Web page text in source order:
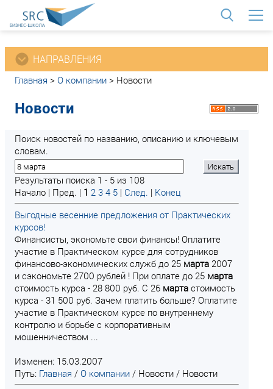
НАПРАВЛЕНИЯ
Главная > О компании > Новости
Новости
Поиск новостей по названию, описанию и ключевым
словам.
Результаты поиска 1 - 5 из 108
Начало | Пред. | 1 2 3 4 5 | След. | Конец
Выгодные весенние предложения от Практических
курсов!
Финансисты, экономьте свои финансы! Оплатите
участие в Практическом курсе для сотрудников
финансово-экономических служб до 25 марта 2007
и сэкономьте 2700 рублей ! При оплате до 25 марта
стоимость курса - 28 800 руб. С 26 марта стоимость
курса - 31 500 руб. Зачем платить больше? Оплатите
участие в Практическом курсе по внутреннему
контролю и борьбе с корпоративным
мошенничеством ...
Изменен: 15.03.2007
Путь: Главная / О компании / Новости / Новости